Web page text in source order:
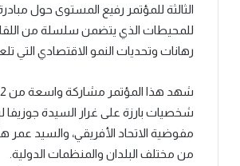
للمحيطات الذي يتضمن سلسلة من
رهانات وتحديات النمو الاقتصادي التي
شخصيات بارزة على غرار السيدة جوزيفا
مفوضية الاتحاد الأفريقي، والسيد عمر
من مختلف البلدان والمنظمات الدولية.